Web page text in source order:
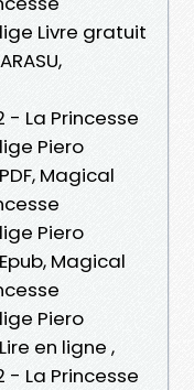
Livre gratuit
- La Princesse
Piero
Magical
Piero
Magical
Piero
en ligne ,
- La Princesse